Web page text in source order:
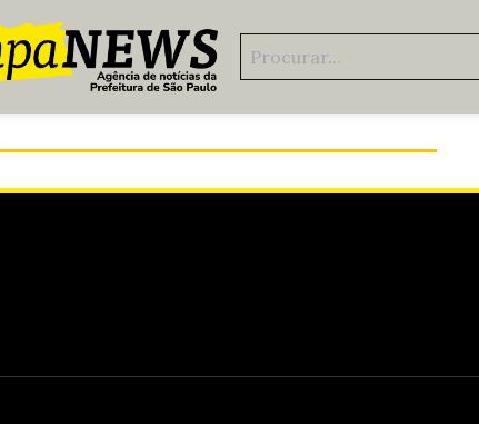
Prefeitura Presente: investimentos de mais de
R$ 1,3 bilhão no Campo Limpo